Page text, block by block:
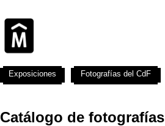
Catálogo de fotografías
Exposiciones Fotografías del CdF